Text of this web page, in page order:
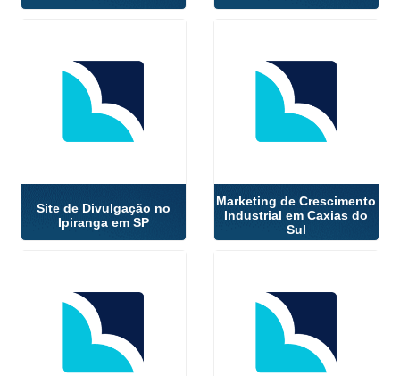
Site de Divulgação no
Ipiranga em SP
Marketing de Crescimento
Industrial em Caxias do
Sul